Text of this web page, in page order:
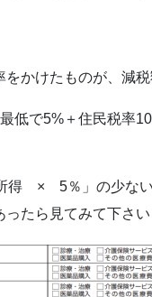
かけたものが、減税
低で5%＋住民税率
得 × 5％」の少な
ったら見てみて下さい